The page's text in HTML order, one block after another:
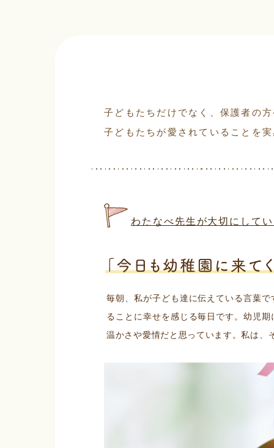
子どもたちだけでなく、保護者の
子どもたちが愛されていることを
わたなべ先生が大切にして
毎朝、私が子ども達に伝えている言葉
ることに幸せを感じる毎日です。幼児
温かさや愛情だと思っています。私は、